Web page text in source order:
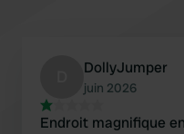
DollyJumper
juin 2026
Endroit magnifique